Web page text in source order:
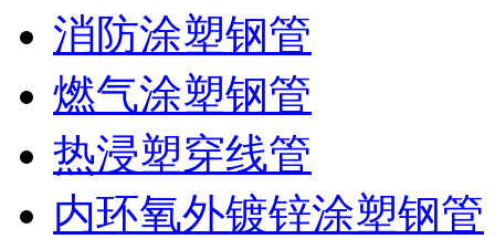
消防涂塑钢管
燃气涂塑钢管
热浸塑穿线管
内环氧外镀锌涂塑钢管